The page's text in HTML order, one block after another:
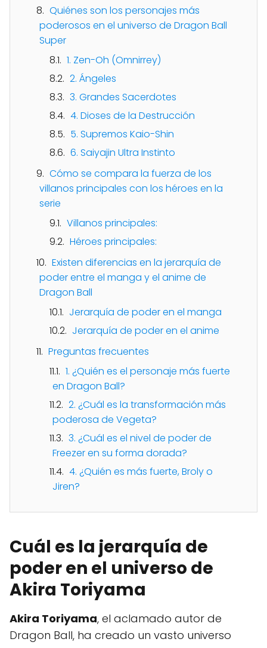
Quiénes son los personajes más
poderosos en el universo de Dragon Ball
Super
1. Zen-Oh (Omnirrey)
2. Ángeles
3. Grandes Sacerdotes
4. Dioses de la Destrucción
5. Supremos Kaio-Shin
6. Saiyajin Ultra Instinto
Cómo se compara la fuerza de los
villanos principales con los héroes en la
serie
Villanos principales:
Héroes principales:
Existen diferencias en la jerarquía de
poder entre el manga y el anime de
Dragon Ball
Jerarquía de poder en el manga
Jerarquía de poder en el anime
Preguntas frecuentes
1. ¿Quién es el personaje más fuerte
en Dragon Ball?
2. ¿Cuál es la transformación más
poderosa de Vegeta?
3. ¿Cuál es el nivel de poder de
Freezer en su forma dorada?
4. ¿Quién es más fuerte, Broly o
Jiren?
Cuál es la jerarquía de
poder en el universo de
Akira Toriyama
Akira Toriyama, el aclamado autor de
Dragon Ball, ha creado un vasto universo